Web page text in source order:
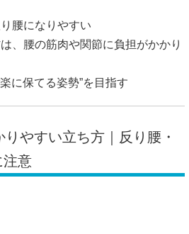
腰になりやすい
、腰の筋肉や関節に負担がかかり
に保てる姿勢”を目指す
やすい立ち方｜反り腰・
注意